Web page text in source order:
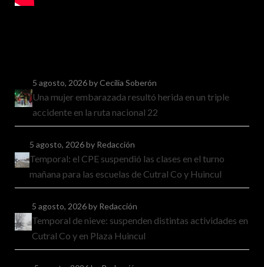
5 agosto, 2026by Cecilia Soberón
Una mujer embarazada resultó herida en un triple
accidente en la ruta nacional 22
5 agosto, 2026by Redacción
Temporal: el CPE suspendió las clases en el turno
mañana para las escuelas de Cutral Co y Huincul
5 agosto, 2026by Redacción
Temporal de nieve: suspenden distintas actividades en
Cutral Co y en Plaza Huincul